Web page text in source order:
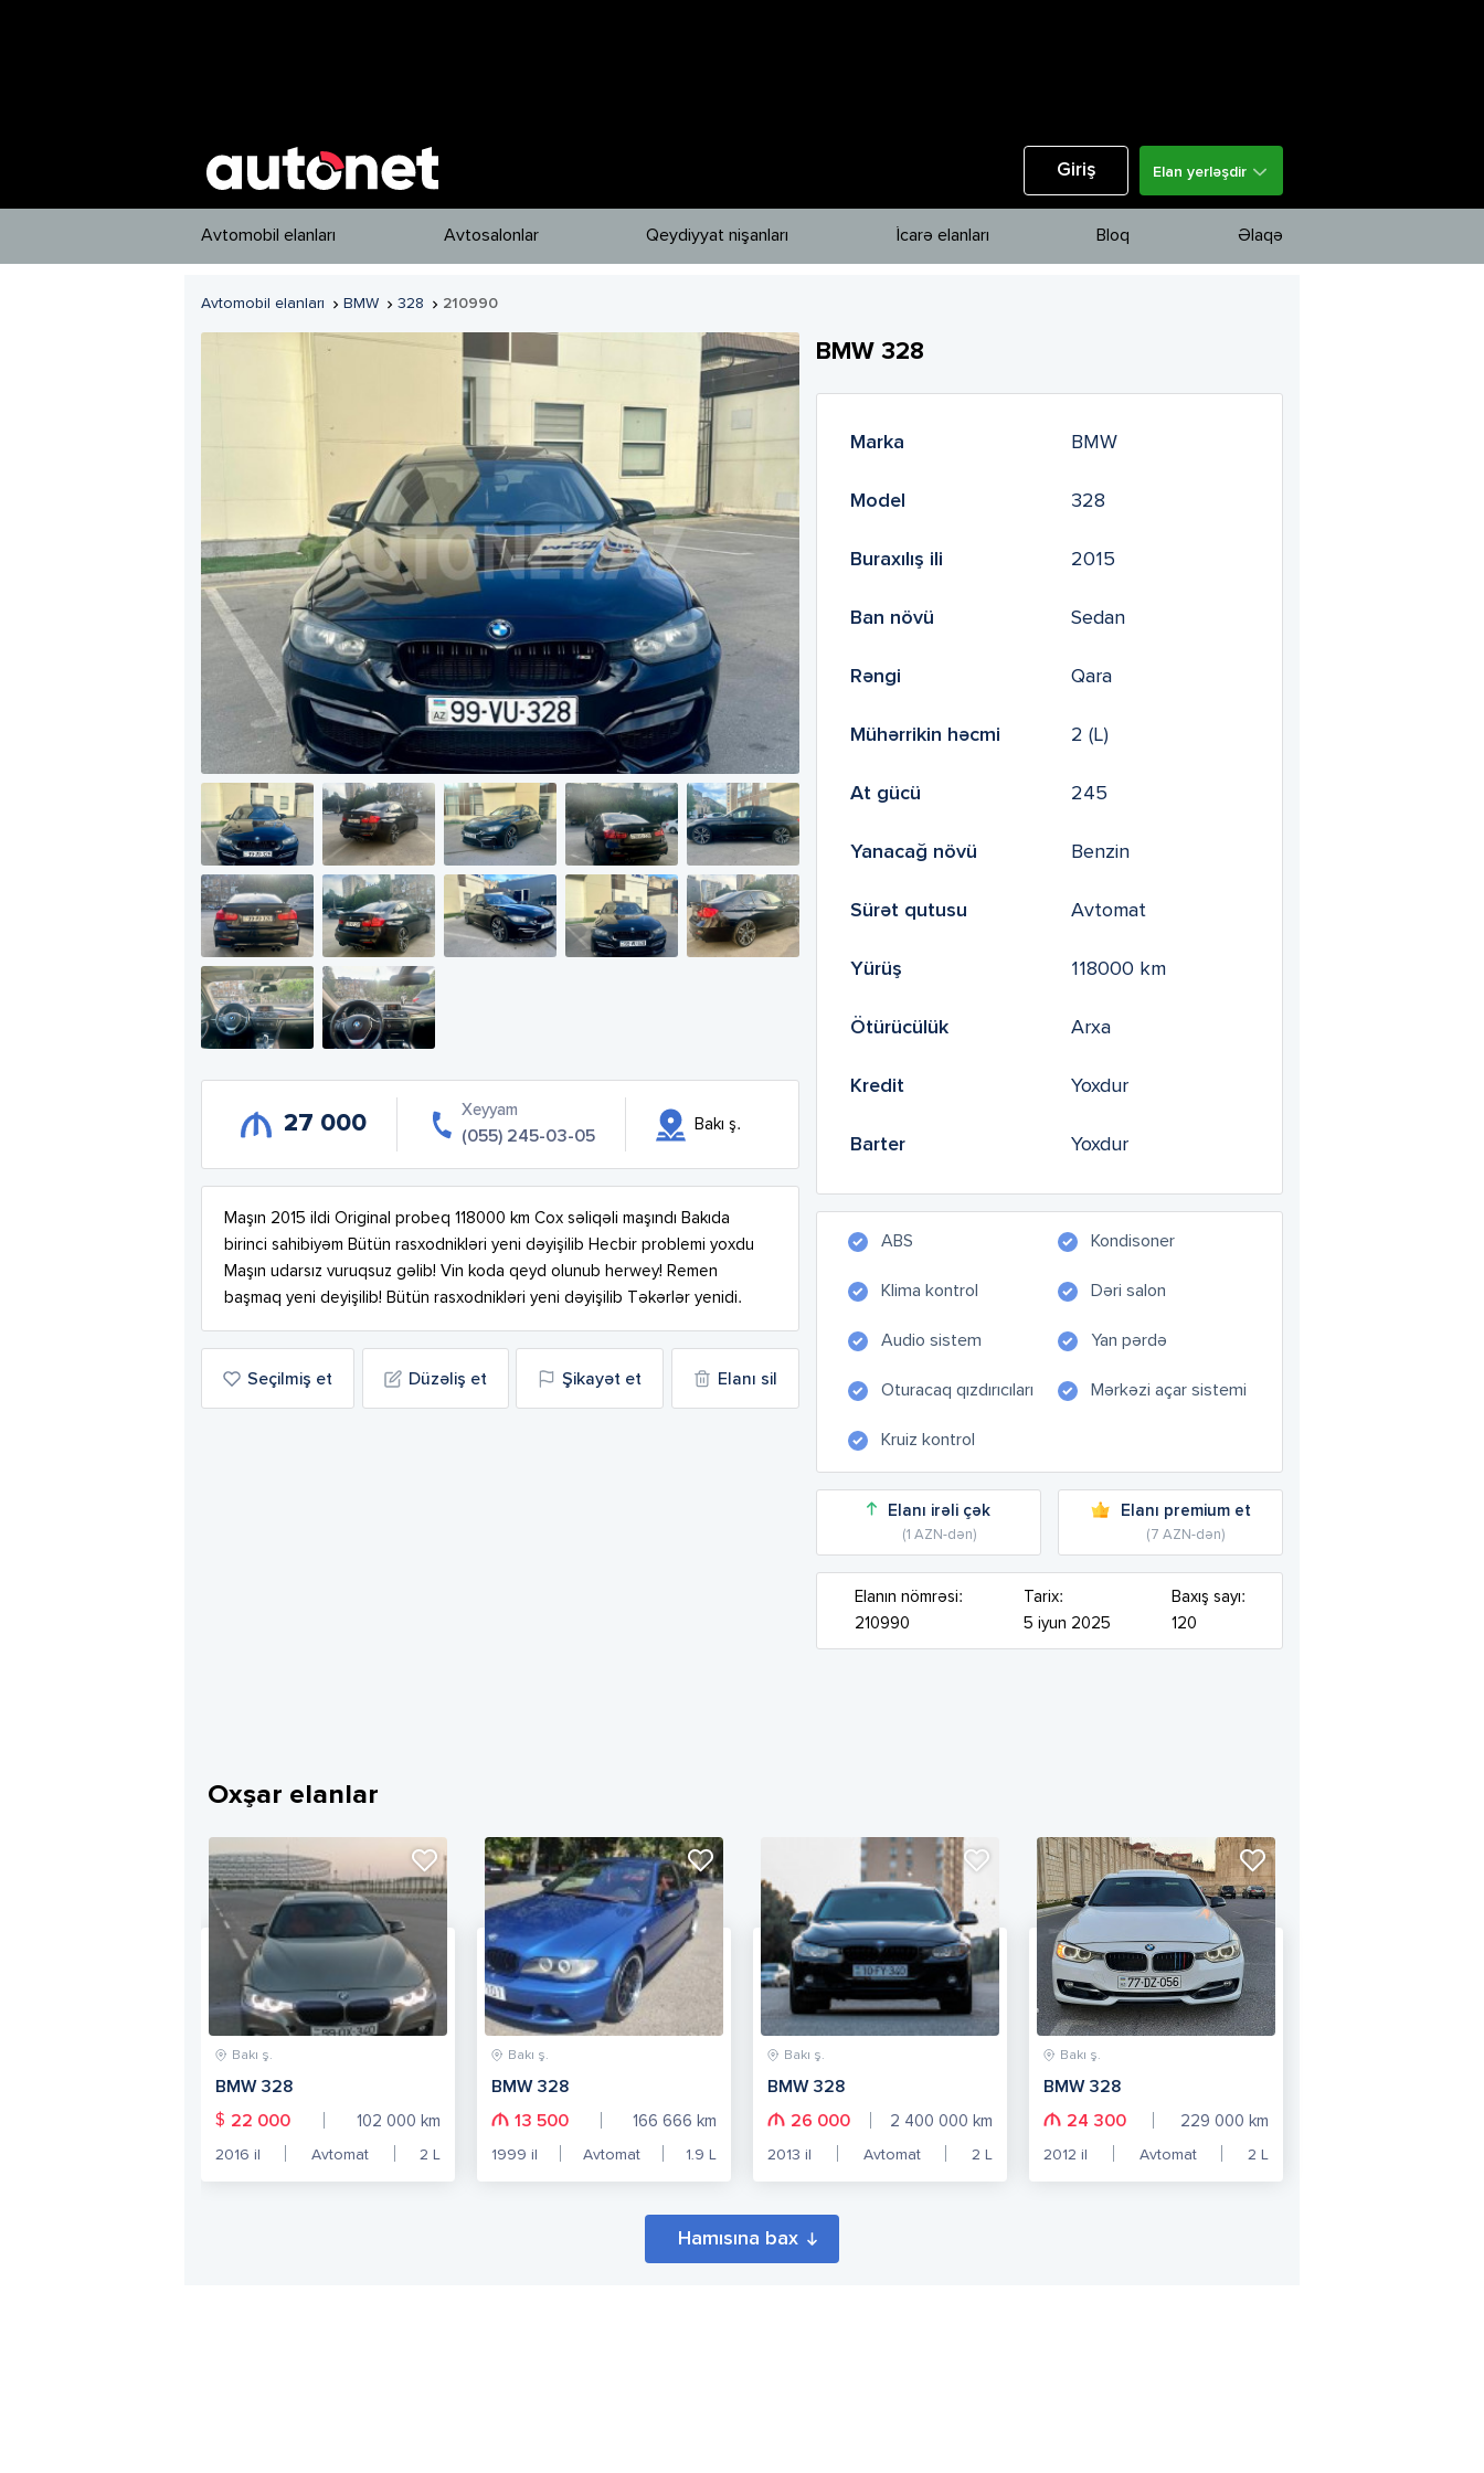
Giriş Elan yerləşdir
Avtomobil elanları Avtosalonlar Qeydiyyat nişanları İcarə elanları Bloq Əlaqə
Avtomobil elanları  BMW  328  210990
27 000
Xeyyam
(055) 245-03-05
Bakı ş.
Maşın 2015 ildi Original probeq 118000 km Cox səliqəli maşındı Bakıda
birinci sahibiyəm Bütün rasxodnikləri yeni dəyişilib Hecbir problemi yoxdu
Maşın udarsız vuruqsuz gəlib! Vin koda qeyd olunub herwey! Remen
başmaq yeni deyişilib! Bütün rasxodnikləri yeni dəyişilib Təkərlər yenidi.
Seçilmiş et Düzəliş et Şikayət et Elanı sil
BMW 328
Marka BMW
Model 328
Buraxılış ili 2015
Ban növü Sedan
Rəngi Qara
Mühərrikin həcmi 2 (L)
At gücü 245
Yanacağ növü Benzin
Sürət qutusu Avtomat
Yürüş 118000 km
Ötürücülük Arxa
Kredit Yoxdur
Barter Yoxdur
ABS Kondisoner
Klima kontrol Dəri salon
Audio sistem Yan pərdə
Oturacaq qızdırıcıları Mərkəzi açar sistemi
Kruiz kontrol
Elanı irəli çək
(1 AZN-dən)
Elanı premium et
(7 AZN-dən)
Elanın nömrəsi:
210990
Tarix:
5 iyun 2025
Baxış sayı:
120
Oxşar elanlar
Bakı ş.
BMW 328
$ 22 000 102 000 km
2016 il Avtomat 2 L
Bakı ş.
BMW 328
13 500
166 666 km
1999 il Avtomat 1.9 L
Bakı ş.
BMW 328
26 000
2 400 000 km
2013 il Avtomat 2 L
Bakı ş.
BMW 328
24 300
229 000 km
2012 il Avtomat 2 L
Hamısına bax